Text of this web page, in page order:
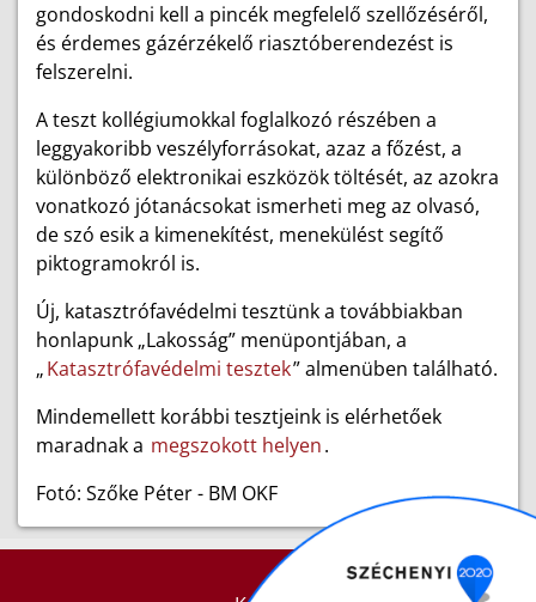
gondoskodni kell a pincék megfelelő szellőzéséről,
és érdemes gázérzékelő riasztóberendezést is
felszerelni.
A teszt kollégiumokkal foglalkozó részében a
leggyakoribb veszélyforrásokat, azaz a főzést, a
különböző elektronikai eszközök töltését, az azokra
vonatkozó jótanácsokat ismerheti meg az olvasó,
de szó esik a kimenekítést, menekülést segítő
piktogramokról is.
Új, katasztrófavédelmi tesztünk a továbbiakban
honlapunk „Lakosság” menüpontjában, a
„Katasztrófavédelmi tesztek” almenüben található.
Mindemellett korábbi tesztjeink is elérhetőek
maradnak a megszokott helyen.
Fotó: Szőke Péter - BM OKF